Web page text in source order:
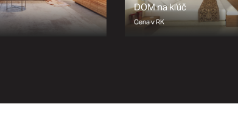
DOM na kľúč
Cena v RK